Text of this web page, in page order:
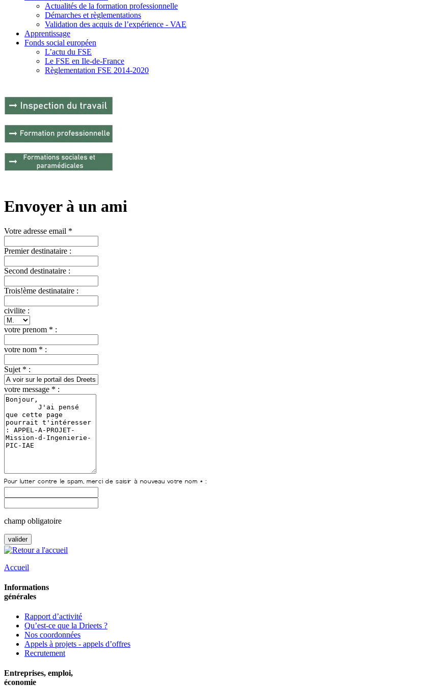
Actualités de la formation professionnelle
Démarches et règlementations
Validation des acquis de l’expérience - VAE
Apprentissage
Fonds social européen
L’actu du FSE
Le FSE en Ile-de-France
Règlementation FSE 2014-2020
Envoyer à un ami
Votre adresse email *
Premier destinataire :
Second destinataire :
Trois!ème destinataire :
civilite :
votre prenom * :
votre nom * :
Sujet * :
votre message * :
champ obligatoire
Accueil
Informations
générales
Rapport d’activité
Qu’est-ce que la Drieets ?
Nos coordonnées
Appels à projets - appels d’offres
Recrutement
Entreprises, emploi,
économie